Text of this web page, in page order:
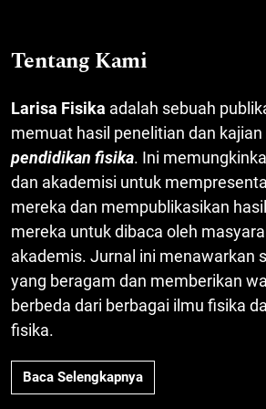
Tentang Kami
Larisa Fisika adalah sebuah
memuat hasil penelitian dan kajian
pendidikan fisika. Ini
dan akademisi untuk
mereka dan mempublikasikan
mereka untuk dibaca oleh
akademis. Jurnal ini menawarkan
yang beragam dan memberikan
berbeda dari berbagai ilmu fisika
fisika.
Baca Selengkapnya